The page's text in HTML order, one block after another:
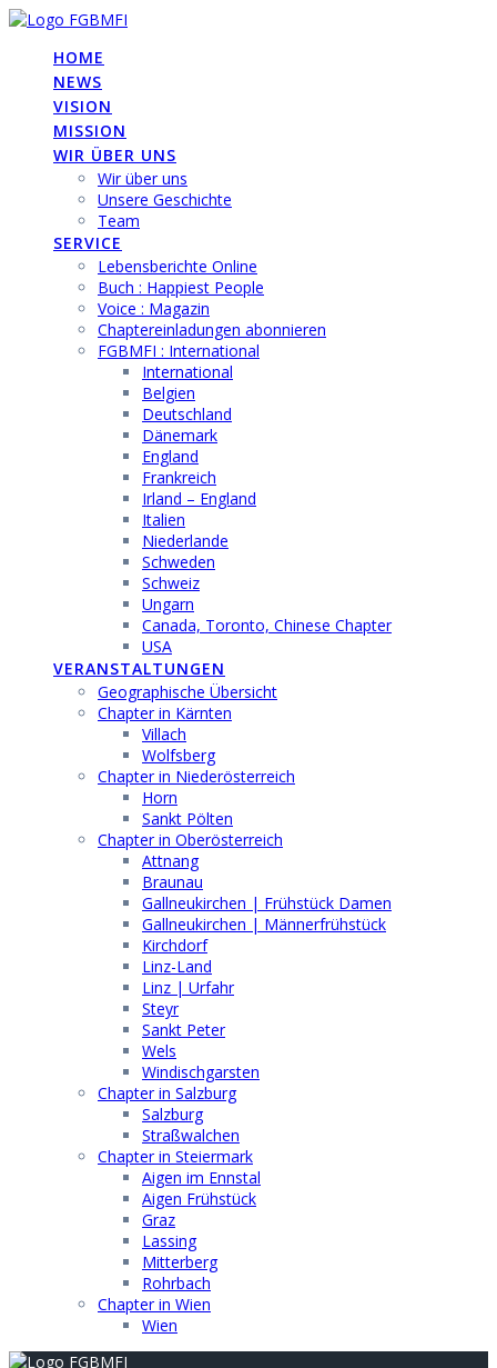
Skip
contentHOME
NEWS
VISION
MISSION
WIR ÜBER UNS
Wir über uns
Unsere Geschichte
Team
SERVICE
Lebensberichte Online
Buch : Happiest People
Voice : Magazin
Chaptereinladungen abonnieren
FGBMFI : International
International
Belgien
Deutschland
Dänemark
England
Frankreich
Irland – England
Italien
Niederlande
Schweden
Schweiz
Ungarn
Canada, Toronto, Chinese Chapter
USA
VERANSTALTUNGEN
Geographische Übersicht
Chapter in Kärnten
Villach
Wolfsberg
Chapter in Niederösterreich
Horn
Sankt Pölten
Chapter in Oberösterreich
Attnang
Braunau
Gallneukirchen | Frühstück Damen
Gallneukirchen | Männerfrühstück
Kirchdorf
Linz-Land
Linz | Urfahr
Steyr
Sankt Peter
Wels
Windischgarsten
Chapter in Salzburg
Salzburg
Straßwalchen
Chapter in Steiermark
Aigen im Ennstal
Aigen Frühstück
Graz
Lassing
Mitterberg
Rohrbach
Chapter in Wien
Wien